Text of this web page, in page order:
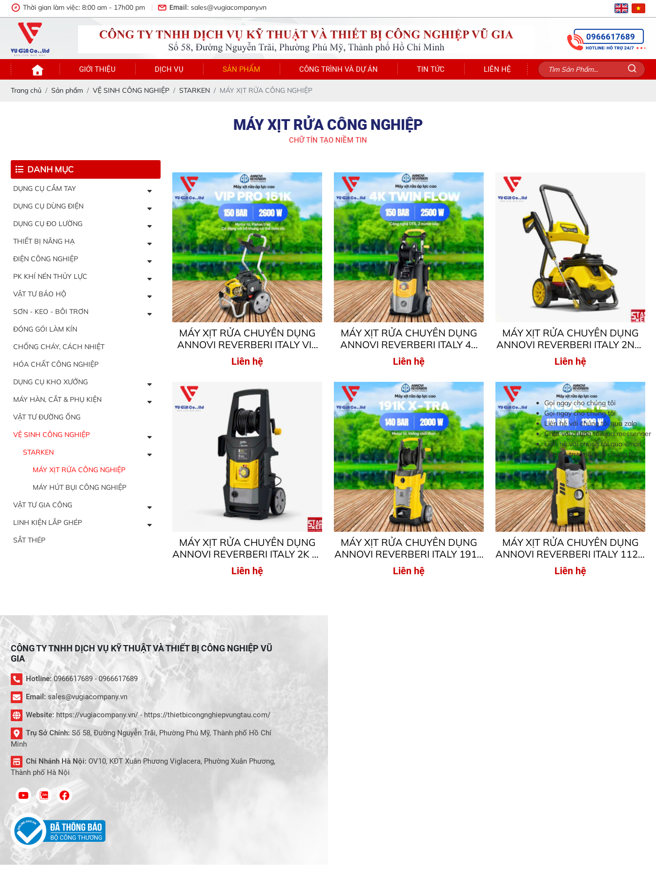
Thời gian làm việc: 8:00 am - 17h00 pm Email: sales@vugiacompany.vn
0966617689
GIỚI THIỆU DỊCH VỤ SẢN PHẨM CÔNG TRÌNH VÀ DỰ ÁN TIN TỨC LIÊN HỆ
Trang chủ Sản phẩm VỆ SINH CÔNG NGHIỆP STARKEN MÁY XỊT RỬA CÔNG NGHIỆP
MÁY XỊT RỬA CÔNG NGHIỆP
CHỮ TÍN TẠO NIỀM TIN
DANH MỤC
DỤNG CỤ CẦM TAY
DỤNG CỤ DÙNG ĐIỆN
DỤNG CỤ ĐO LƯỜNG
THIẾT BỊ NÂNG HẠ
ĐIỆN CÔNG NGHIỆP
PK KHÍ NÉN THỦY LỰC
VẬT TƯ BẢO HỘ
SƠN - KEO - BÔI TRƠN
ĐÓNG GÓI LÀM KÍN
CHỐNG CHÁY, CÁCH NHIỆT
HÓA CHẤT CÔNG NGHIỆP
DỤNG CỤ KHO XƯỞNG
MÁY HÀN, CẮT & PHỤ KIỆN
VẬT TƯ ĐƯỜNG ỐNG
VỆ SINH CÔNG NGHIỆP
STARKEN
MÁY XỊT RỬA CÔNG NGHIỆP
MÁY HÚT BỤI CÔNG NGHIỆP
VẬT TƯ GIA CÔNG
LINH KIỆN LẮP GHÉP
SẮT THÉP
MÁY XỊT RỬA CHUYÊN DỤNG
ANNOVI REVERBERI ITALY VIP
PRO 151K – MOTOR TỪ – ÁP
LỰC CAO 150BAR, 2600W
Liên hệ
MÁY XỊT RỬA CHUYÊN DỤNG
ANNOVI REVERBERI ITALY 4K
TWIN FLOW – MOTOR KÉP, ÁP
LỰC CAO 150BAR, 2500W
Liên hệ
MÁY XỊT RỬA CHUYÊN DỤNG
ANNOVI REVERBERI ITALY 2N1-
160I – MOTOR TỪ – ÁP LỰC CAO
160BAR, 2200W
Liên hệ
MÁY XỊT RỬA CHUYÊN DỤNG
ANNOVI REVERBERI ITALY 2K X-
TRA – ÁP LỰC CAO 160BAR,
2200W
Liên hệ
MÁY XỊT RỬA CHUYÊN DỤNG
ANNOVI REVERBERI ITALY 191K
X-TRA – MOTOR TỪ – ÁP LỰC
CAO 140BAR, 2000W
Liên hệ
MÁY XỊT RỬA CHUYÊN DỤNG
ANNOVI REVERBERI ITALY 112 –
MOTOR TỪ – ÁP LỰC CAO
110BAR, 1300W
Liên hệ
CÔNG TY TNHH DỊCH VỤ KỸ THUẬT VÀ THIẾT BỊ CÔNG NGHIỆP VŨ
GIA
Hotline:0966617689 - 0966617689
Email: sales@vugiacompany.vn
Website: https://vugiacompany.vn/ - https://thietbicongnghiepvungtau.com/
Trụ Sở Chính: Số 58, Đường Nguyễn Trãi, Phường Phú Mỹ, Thành phố Hồ Chí
Minh
Chi Nhánh Hà Nội: OV10, KĐT Xuân Phương Viglacera, Phường Xuân Phương,
Thành phố Hà Nội
Gọi ngay cho chúng tôi
Gọi ngay cho chúng tôi
Liên hệ với chúng tôi qua zalo
Chat với chúng tôi qua messenger
Liên hệ với chúng tôi qua email
Liên hệ trực tiếp với chúng tôi